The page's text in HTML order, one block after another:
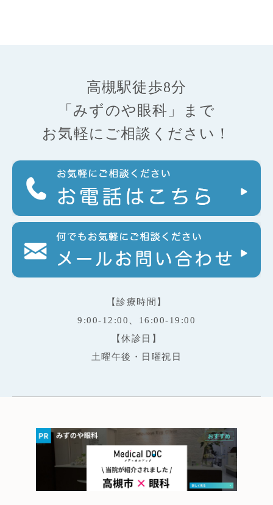
高槻駅徒歩8分
「みずのや眼科」まで
お気軽にご相談ください！
【診療時間】
9:00-12:00、16:00-19:00
【休診日】
土曜午後・日曜祝日